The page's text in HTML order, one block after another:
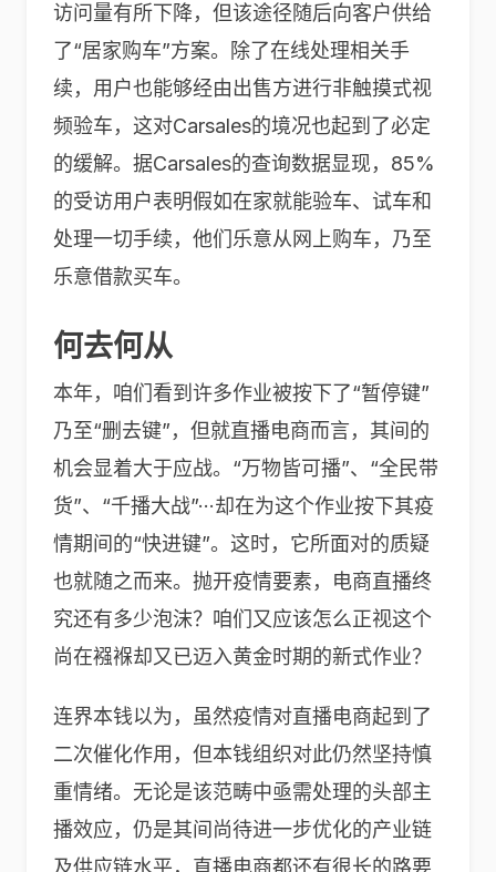
访问量有所下降，但该途径随后向客户供给
了“居家购车”方案。除了在线处理相关手
续，用户也能够经由出售方进行非触摸式视
频验车，这对Carsales的境况也起到了必定
的缓解。据Carsales的查询数据显现，85%
的受访用户表明假如在家就能验车、试车和
处理一切手续，他们乐意从网上购车，乃至
乐意借款买车。
何去何从
本年，咱们看到许多作业被按下了“暂停键”
乃至“删去键”，但就直播电商而言，其间的
机会显着大于应战。“万物皆可播”、“全民带
货”、“千播大战”···却在为这个作业按下其疫
情期间的“快进键”。这时，它所面对的质疑
也就随之而来。抛开疫情要素，电商直播终
究还有多少泡沫？咱们又应该怎么正视这个
尚在襁褓却又已迈入黄金时期的新式作业？
连界本钱以为，虽然疫情对直播电商起到了
二次催化作用，但本钱组织对此仍然坚持慎
重情绪。无论是该范畴中亟需处理的头部主
播效应，仍是其间尚待进一步优化的产业链
及供应链水平，直播电商都还有很长的路要